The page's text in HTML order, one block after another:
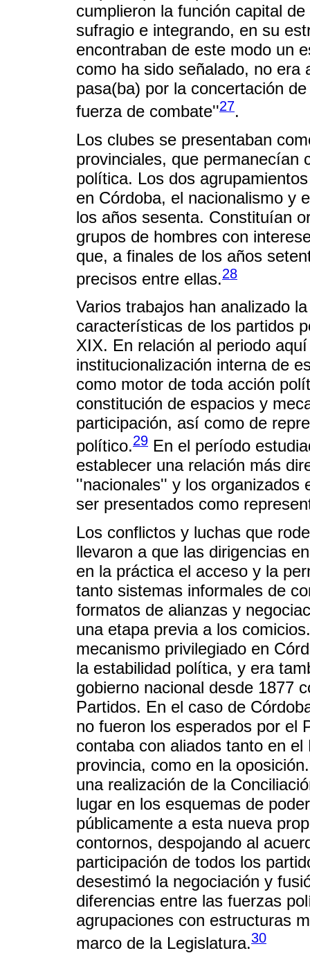
cumplieron la función capital
sufragio e integrando, en su
encontraban de este modo un
como ha sido señalado, no era
pasa(ba) por la concertación
fuerza de combate''27.
Los clubes se presentaban
provinciales, que permanecían
política. Los dos
en Córdoba, el nacionalismo y
los años sesenta. Constituían
grupos de hombres con
que, a finales de los años
precisos entre ellas.28
Varios trabajos han analizado
características de los partidos
XIX. En relación al periodo
institucionalización interna de
como motor de toda acción
constitución de espacios y
participación, así como de
político.29 En el período
establecer una relación más
''nacionales'' y los organizados
ser presentados como
Los conflictos y luchas que
llevaron a que las dirigencias
en la práctica el acceso y la
tanto sistemas informales de
formatos de alianzas y
una etapa previa a los
mecanismo privilegiado en
la estabilidad política, y era
gobierno nacional desde 1877
Partidos. En el caso de
no fueron los esperados por el
contaba con aliados tanto en
provincia, como en la
una realización de la
lugar en los esquemas de
públicamente a esta nueva
contornos, despojando al
participación de todos los
desestimó la negociación y
diferencias entre las fuerzas
agrupaciones con estructuras
marco de la Legislatura.30